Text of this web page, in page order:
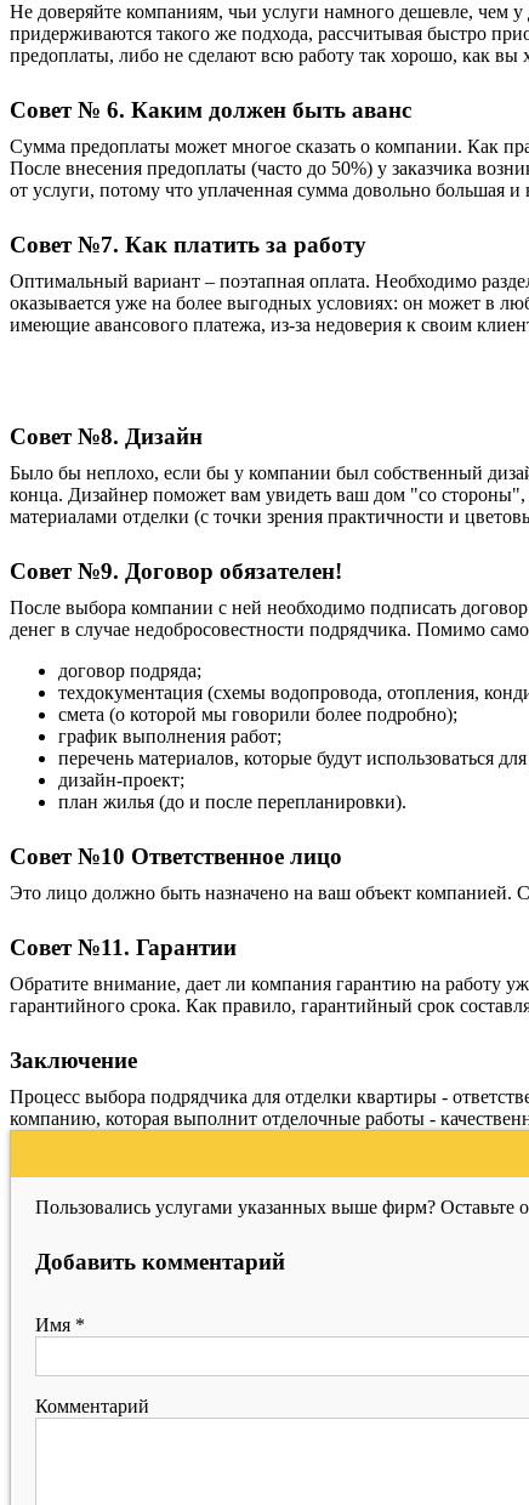
Не доверяйте компаниям, чьи услуги намного дешевле,
придерживаются такого же подхода, рассчитывая быстро
предоплаты, либо не сделают всю работу так хорошо, как вы
Совет № 6. Каким должен быть аванс
Сумма предоплаты может многое сказать о компании. Как
После внесения предоплаты (часто до 50%) у заказчика
от услуги, потому что уплаченная сумма довольно большая
Совет №7. Как платить за работу
Оптимальный вариант – поэтапная оплата. Необходимо
оказывается уже на более выгодных условиях: он может в
имеющие авансового платежа, из-за недоверия к своим
Совет №8. Дизайн
Было бы неплохо, если бы у компании был собственный
конца. Дизайнер поможет вам увидеть ваш дом "со
материалами отделки (с точки зрения практичности и
Совет №9. Договор обязателен!
После выбора компании с ней необходимо подписать
денег в случае недобросовестности подрядчика. Помимо
договор подряда;
техдокументация (схемы водопровода, отопления,
смета (о которой мы говорили более подробно);
график выполнения работ;
перечень материалов, которые будут использоваться
дизайн-проект;
план жилья (до и после перепланировки).
Совет №10 Ответственное лицо
Это лицо должно быть назначено на ваш объект компанией.
Совет №11. Гарантии
Обратите внимание, дает ли компания гарантию на работу
гарантийного срока. Как правило, гарантийный срок
Заключение
Процесс выбора подрядчика для отделки квартиры -
компанию, которая выполнит отделочные работы -
Пользовались услугами указанных выше фирм? Оставьте
Добавить комментарий
Имя *
Комментарий